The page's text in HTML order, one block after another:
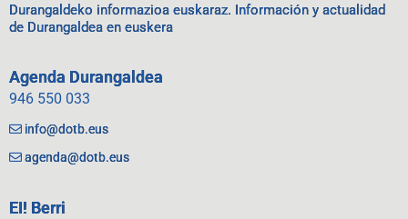
Durangaldeko informazioa euskaraz. Información y actualidad
de Durangaldea en euskera
Agenda Durangaldea
946 550 033
info@dotb.eus
agenda@dotb.eus
EI! Berri